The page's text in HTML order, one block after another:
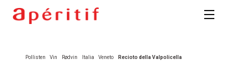
Pollisten
Vin
Rødvin
Italia
Veneto
Recioto della Valpolicella